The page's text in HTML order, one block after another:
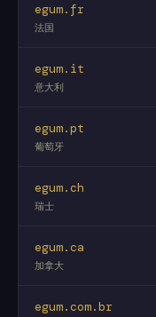
egum.fr
法国
egum.it
意大利
egum.pt
葡萄牙
egum.ch
瑞士
egum.ca
加拿大
egum.com.br